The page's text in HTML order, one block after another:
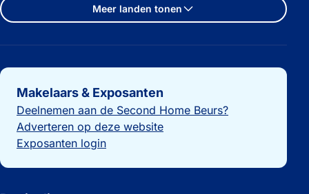
Meer landen tonen
Belangrijke links
Makelaars & Exposanten
Deelnemen aan de Second Home Beurs?
Adverteren op deze website
Exposanten login